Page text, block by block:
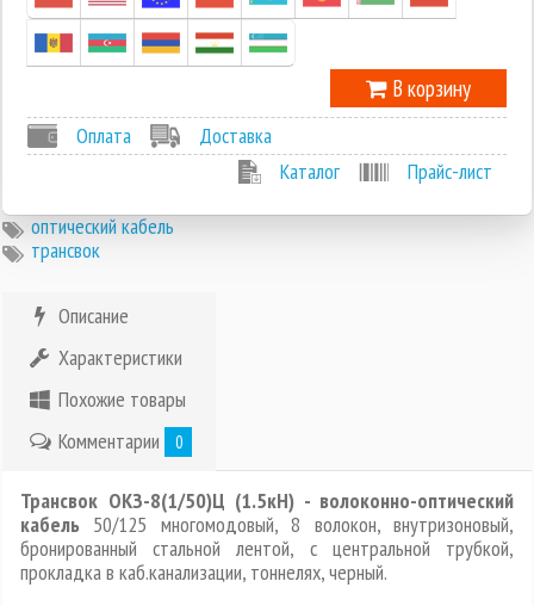
-1
В корзину
Оплата
Доставка
Каталог
Прайс-лист
оптический кабель
трансвок
Описание
Характеристики
Похожие товары
Комментарии
0
Трансвок ОКЗ-8(1/50)Ц (1.5кН) - волоконно-оптический
кабель 50/125 многомодовый, 8 волокон, внутризоновый,
бронированный стальной лентой, с центральной трубкой,
прокладка в каб.канализации, тоннелях, черный.